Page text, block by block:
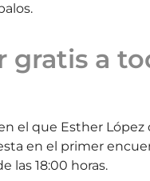
gratis a
el que Esther López
en el primer
las 18:00 horas.